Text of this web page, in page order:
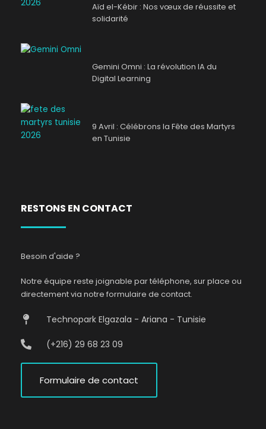
Aïd el-Kébir : Nos vœux de réussite et
solidarité
Gemini Omni : La révolution IA du
Digital Learning
9 Avril : Célébrons la Fête des Martyrs
en Tunisie
RESTONS EN CONTACT
Besoin d'aide ?
Notre équipe reste joignable par téléphone, sur place ou
directement via notre formulaire de contact.
Technopark Elgazala - Ariana - Tunisie
(+216) 29 68 23 09
Formulaire de contact